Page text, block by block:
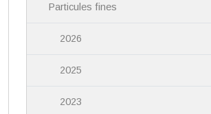
Particules fines
2026
2025
2023